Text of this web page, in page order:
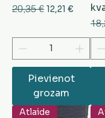
Parastā cena
20,35 € 12,21 €
Pievienot
grozam
Atlaide